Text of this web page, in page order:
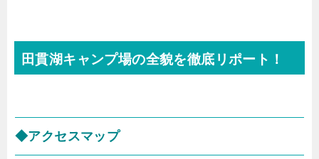
田貫湖キャンプ場の全貌を徹底リポート！
◆アクセスマップ